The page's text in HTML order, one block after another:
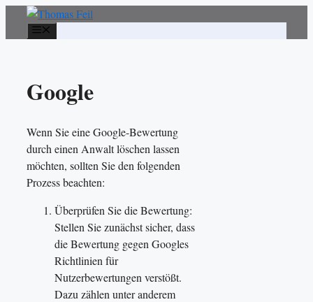
Google
Wenn Sie eine Google-Bewertung
durch einen Anwalt löschen lassen
möchten, sollten Sie den folgenden
Prozess beachten:
Überprüfen Sie die Bewertung:
Stellen Sie zunächst sicher, dass
die Bewertung gegen Googles
Richtlinien für
Nutzerbewertungen verstößt.
Dazu zählen unter anderem